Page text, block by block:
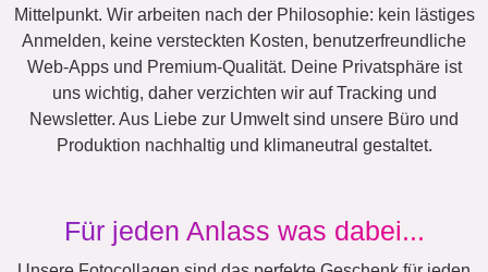
Mittelpunkt. Wir arbeiten nach der Philosophie: kein lästiges
Anmelden, keine versteckten Kosten, benutzerfreundliche
Web-Apps und Premium-Qualität. Deine Privatsphäre ist
uns wichtig, daher verzichten wir auf Tracking und
Newsletter. Aus Liebe zur Umwelt sind unsere Büro und
Produktion nachhaltig und klimaneutral gestaltet.
Für jeden Anlass was dabei...